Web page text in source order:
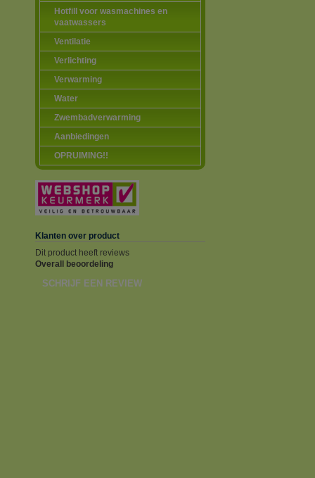
Hotfill voor wasmachines en
vaatwassers
Ventilatie
Verlichting
Verwarming
Water
Zwembadverwarming
Aanbiedingen
OPRUIMING!!
Klanten over product
Dit product heeft reviews
Overall beoordeling
SCHRIJF EEN REVIEW